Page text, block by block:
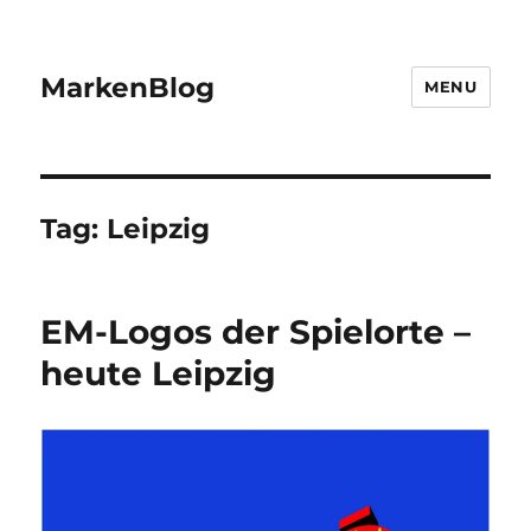
MarkenBlog MENU
Tag: Leipzig
EM-Logos der Spielorte –
heute Leipzig